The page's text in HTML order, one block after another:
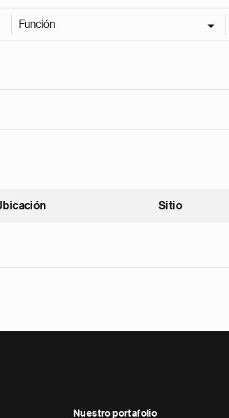
Función
Sitio
Nuestro portafolio